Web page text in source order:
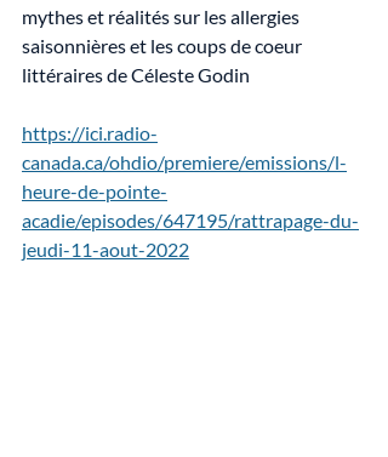
mythes et réalités sur les allergies
saisonnières et les coups de coeur
littéraires de Céleste Godin
https://ici.radio-
canada.ca/ohdio/premiere/emissions/l-
heure-de-pointe-
acadie/episodes/647195/rattrapage-du-
jeudi-11-aout-2022